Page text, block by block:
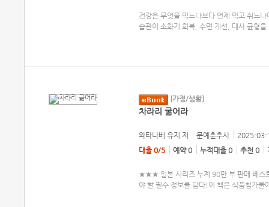
건강은 무엇을 먹느냐보다 언제 먹고 쉬느
습관이 소화기 회복, 수면 개선, 대사 균형을
[가정/생활]
차라리 굶어라
와타나베 유지 저 문예춘추사
2025-03-
대출 0/5
예약 0 누적대출 0 추천 0
★★★ 일본 시리즈 누계 90만 부 판매 베스
야 할 필수 정보를 담다!이 책은 식품첨가물